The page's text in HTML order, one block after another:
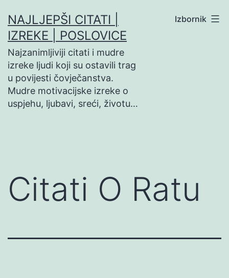
na
sadržaj
NAJLJEPŠI CITATI |
IZREKE | POSLOVICE
Najzanimljiviji citati i mudre
izreke ljudi koji su ostavili trag
u povijesti čovječanstva.
Mudre motivacijske izreke o
uspjehu, ljubavi, sreći, životu…
Izbornik
Citati O Ratu